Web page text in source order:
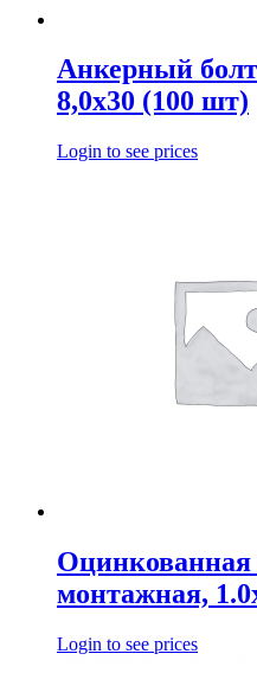
Анкерный
8,0х30 (100 шт)
Login to see prices
Оцинкованная
монтажная,
Login to see prices